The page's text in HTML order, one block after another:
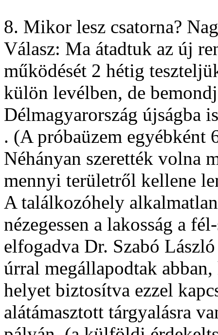
8. Mikor lesz csatorna?
Válasz: Ma átadtuk az új
működését 2 hétig
külön levélben, de
Délmagyarország újságba is
. (A próbaüzem egyébként
Néhányan szerették volna
mennyi területről kellene
A találkozóhely
nézegessen a lakosság a
elfogadva Dr. Szabó
úrral megállapodtak
helyet biztosítva ezzel
alátámasztott tárgyalásra